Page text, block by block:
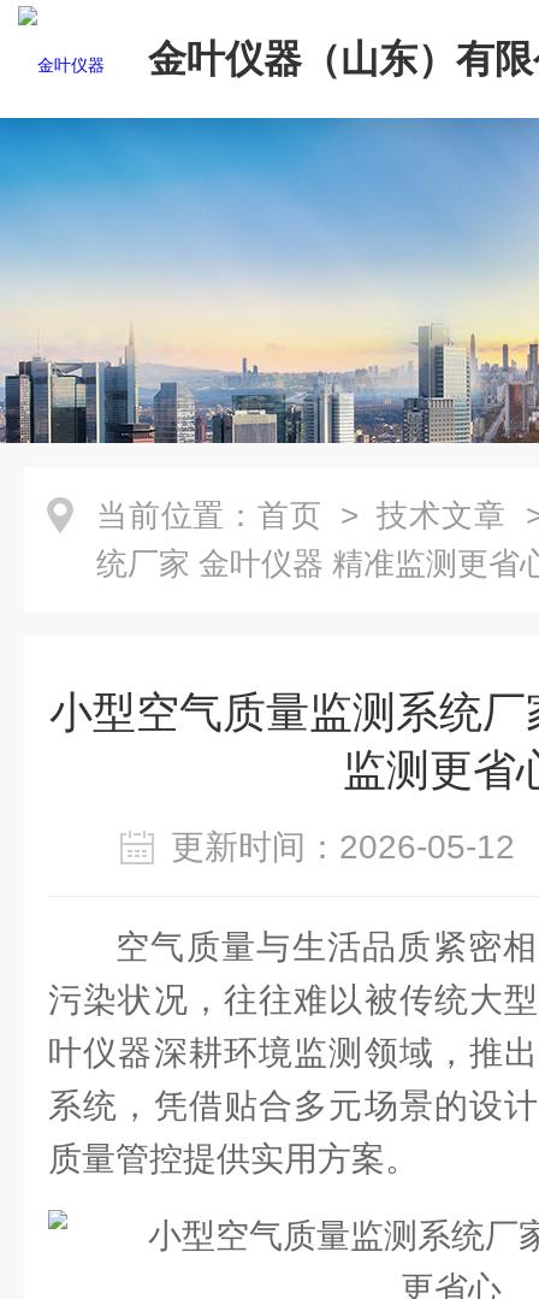
金叶仪器（山东）有
当前位置： 首页 > 技术文章
统厂家 金叶仪器 精准监测更
小型空气质量监测系统
监测更省
更新时间：2026-05-
空气质量与生活品质紧密
污染状况，往往难以被传统大
叶仪器深耕环境监测领域，推
系统，凭借贴合多元场景的设
质量管控提供实用方案。